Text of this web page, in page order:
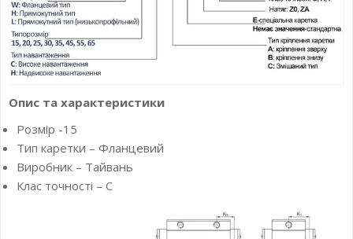
Опис та характеристики
Розмір -15
Тип каретки – Фланцевий
Виробник – Тайвань
Клас точності – C